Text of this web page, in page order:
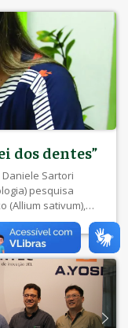
de
dos dentes”
Sartori
pesquisa
(Allium sativum),
brasileira.
ela começou
biota do